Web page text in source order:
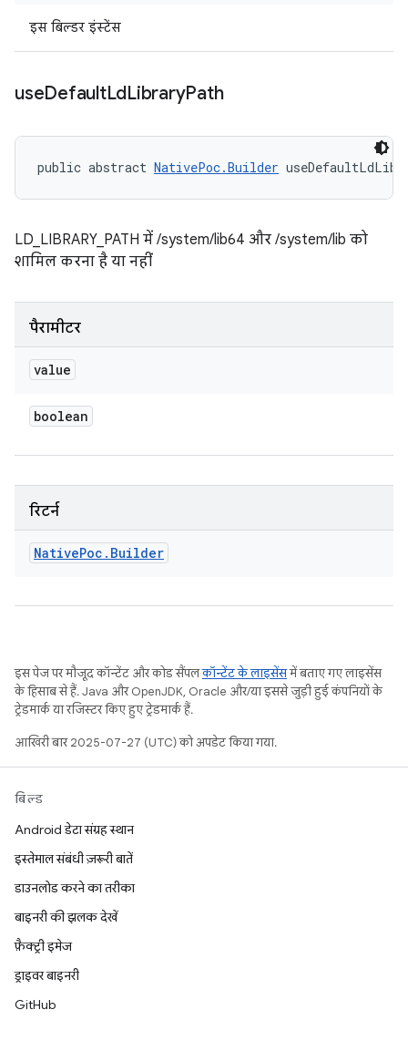
इस बिल्डर इंस्टेंस
useDefaultLdLibraryPath
public abstract NativePoc.Builder
LD_LIBRARY_PATH में /system/lib64 और /system/lib को
शामिल करना है या नहीं
पैरामीटर
value
boolean
रिटर्न
NativePoc . Builder
इस पेज पर मौजूद कॉन्टेंट और कोड सैंपलकॉन्टेंट के लाइसेंसमें बताए गए लाइसेंस
के हिसाब से हैं. Java और OpenJDK, Oracle और/या इससे जुड़ी हुई कंपनियों के
ट्रेडमार्क या रजिस्टर किए हुए ट्रेडमार्क हैं.
आखिरी बार 2025-07-27 (UTC) को अपडेट किया गया.
बिल्ड
Android डेटा संग्रह स्थान
इस्तेमाल संबंधी ज़रूरी बातें
डाउनलोड करने का तरीका
बाइनरी की झलक देखें
फ़ैक्ट्री इमेज
ड्राइवर बाइनरी
GitHub